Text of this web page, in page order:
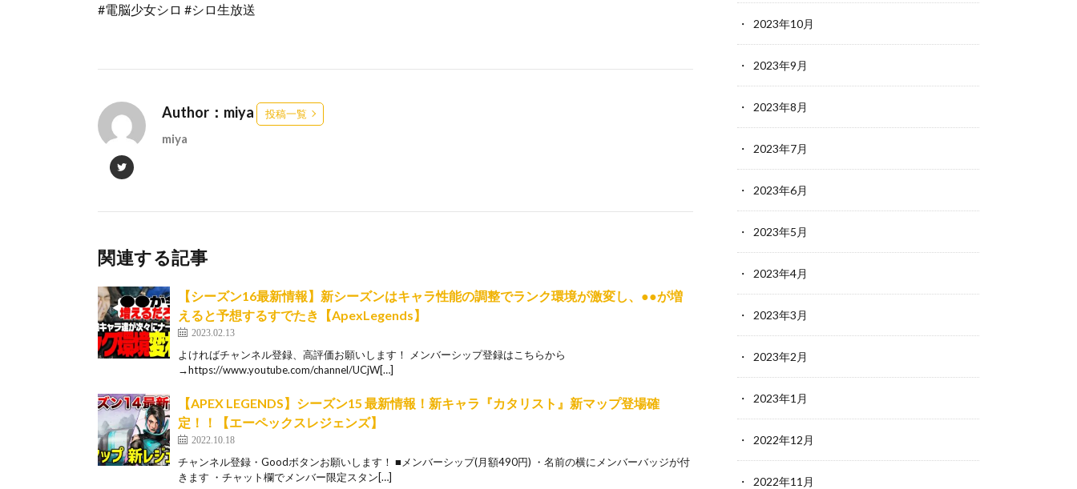
#電脳少女シロ #シロ生放送
Author：miya 投稿一覧
miya
関連する記事
【シーズン16最新情報】新シーズンはキャラ性能の調整でランク環境が激変し、●●が増
えると予想するすでたき【ApexLegends】
2023.02.13
よければチャンネル登録、高評価お願いします！ メンバーシップ登録はこちらから
→https://www.youtube.com/channel/UCjW[…]
【APEX LEGENDS】シーズン15 最新情報！新キャラ『カタリスト』新マップ登場確
定！！【エーペックスレジェンズ】
2022.10.18
チャンネル登録・Goodボタンお願いします！ ■メンバーシップ(月額490円) ・名前の横にメンバーバッジが付
きます ・チャット欄でメンバー限定スタン[…]
2023年10月
2023年9月
2023年8月
2023年7月
2023年6月
2023年5月
2023年4月
2023年3月
2023年2月
2023年1月
2022年12月
2022年11月